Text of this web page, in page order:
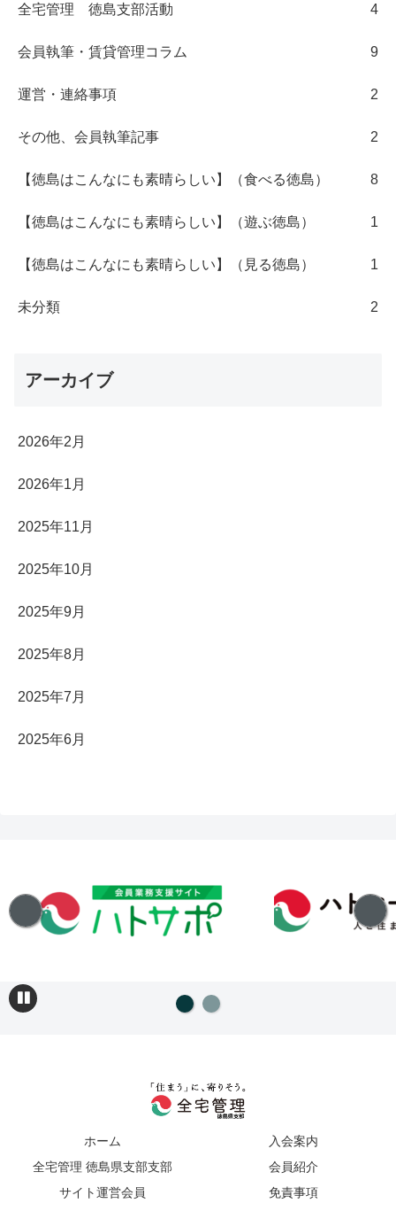
全宅管理 徳島支部活動 4
会員執筆・賃貸管理コラム 9
運営・連絡事項 2
その他、会員執筆記事 2
【徳島はこんなにも素晴らしい】（食べる徳島） 8
【徳島はこんなにも素晴らしい】（遊ぶ徳島） 1
【徳島はこんなにも素晴らしい】（見る徳島） 1
未分類 2
アーカイブ
2026年2月
2026年1月
2025年11月
2025年10月
2025年9月
2025年8月
2025年7月
2025年6月
ホーム
入会案内
全宅管理 徳島県支部支部
会員紹介
サイト運営会員
免責事項